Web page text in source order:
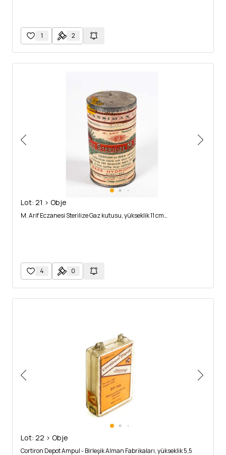
1 2
Lot: 21 > Obje
M. Arif Eczanesi Sterilize Gaz kutusu, yükseklik 11 cm…
4 0
Lot: 22 > Obje
Cortiron Depot Ampul - Birleşik Alman Fabrikaları, yükseklik 5,5